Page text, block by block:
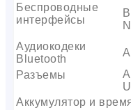
Беспроводные
интерфейсы
Аудиокодеки
Bluetooth
Разъемы
Аккумулятор и